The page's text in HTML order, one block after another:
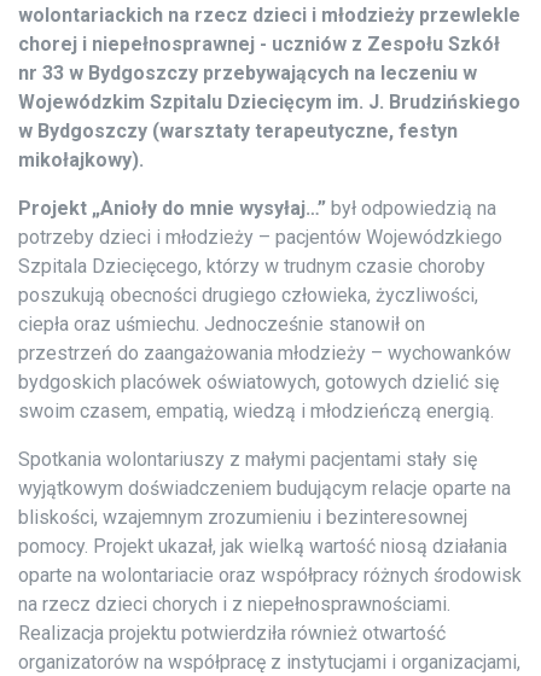
wolontariackich na rzecz dzieci i młodzieży przewlekle
chorej i niepełnosprawnej - uczniów z Zespołu Szkół
nr 33 w Bydgoszczy przebywających na leczeniu w
Wojewódzkim Szpitalu Dziecięcym im. J. Brudzińskiego
w Bydgoszczy (warsztaty terapeutyczne, festyn
mikołajkowy).
Projekt „Anioły do mnie wysyłaj…” był odpowiedzią na
potrzeby dzieci i młodzieży – pacjentów Wojewódzkiego
Szpitala Dziecięcego, którzy w trudnym czasie choroby
poszukują obecności drugiego człowieka, życzliwości,
ciepła oraz uśmiechu. Jednocześnie stanowił on
przestrzeń do zaangażowania młodzieży – wychowanków
bydgoskich placówek oświatowych, gotowych dzielić się
swoim czasem, empatią, wiedzą i młodzieńczą energią.
Spotkania wolontariuszy z małymi pacjentami stały się
wyjątkowym doświadczeniem budującym relacje oparte na
bliskości, wzajemnym zrozumieniu i bezinteresownej
pomocy. Projekt ukazał, jak wielką wartość niosą działania
oparte na wolontariacie oraz współpracy różnych środowisk
na rzecz dzieci chorych i z niepełnosprawnościami.
Realizacja projektu potwierdziła również otwartość
organizatorów na współpracę z instytucjami i organizacjami,